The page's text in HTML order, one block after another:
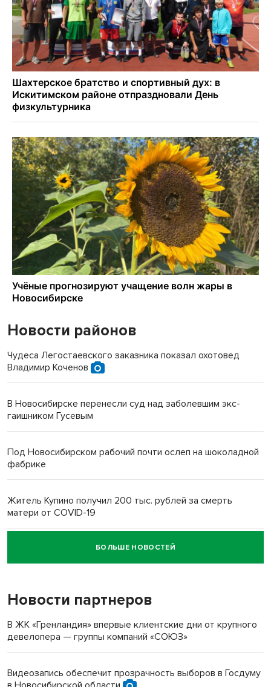
Новости районов
Чудеса Легостаевского заказника показал охотовед
Владимир Коченов
В Новосибирске перенесли суд над заболевшим экс-
гаишником Гусевым
Под Новосибирском рабочий почти ослеп на шоколадной
фабрике
Житель Купино получил 200 тыс. рублей за смерть
матери от COVID-19
Новосибирский суд наказал водителя за смерть
пенсионерки на вокзале
БОЛЬШЕ НОВОСТЕЙ
Новости партнеров
В ЖК «Гренландия» впервые клиентские дни от крупного
девелопера — группы компаний «СОЮЗ»
Видеозапись обеспечит прозрачность выборов в Госдуму